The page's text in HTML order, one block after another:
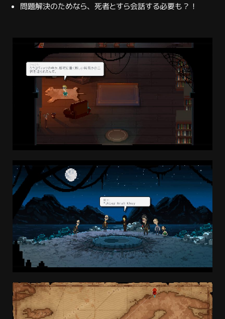
問題解決のためなら、死者とすら会話する必要も？！